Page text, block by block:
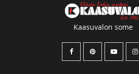
Kaasuvalon some